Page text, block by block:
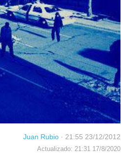
Juan Rubio · 21:55 23/12/2012
Actualizado: 21:31 17/8/2020